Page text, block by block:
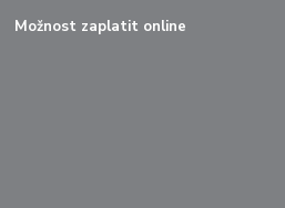
Možnost zaplatit online